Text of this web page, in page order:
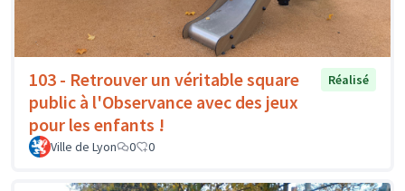
103 - Retrouver un véritable square
public à l'Observance avec des jeux
pour les enfants !
Réalisé
Ville de Lyon 0 0